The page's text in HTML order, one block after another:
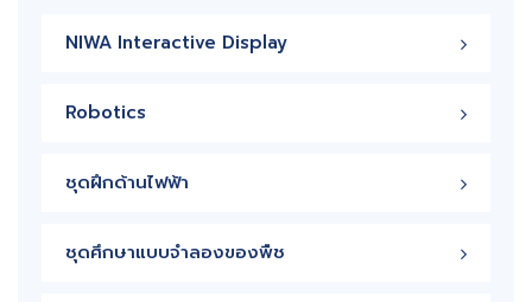
NIWA Interactive Display
Robotics
ชุดฝึกด้านไฟฟ้า
ชุดศึกษาแบบจำลองของพืช